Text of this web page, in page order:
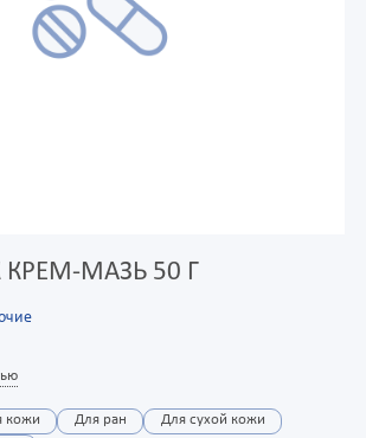
МАЗЬ 50 Г
кожи Для ран
Для сухой кожи